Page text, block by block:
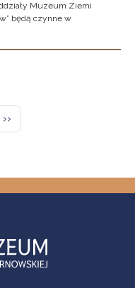
Muzeum Ziemi
będą czynne w
Następna strona
››